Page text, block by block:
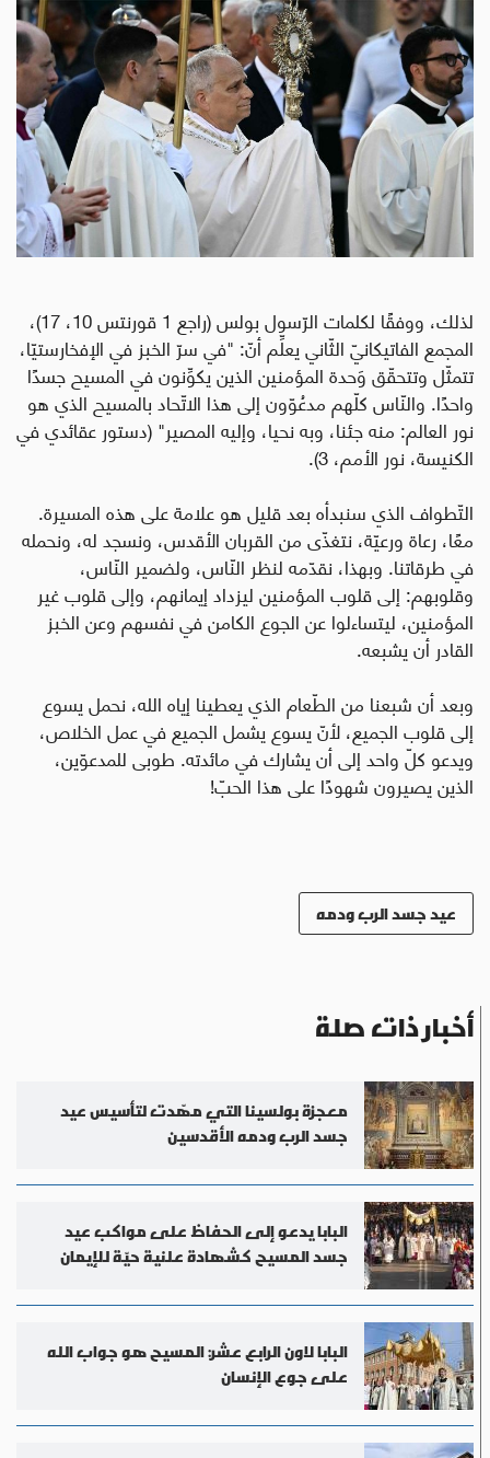
لذلك، ووفقًا لكلمات الرّسول بولس (راجع 1 قورنتس 10، 17)،
المجمع الفاتيكانيّ الثّاني يعلِّم أنّ: "في سرّ الخبز في الإفخارستيّا،
تتمثّل وتتحقّق وَحدة المؤمنين الذين يكوِّنون في المسيح جسدًا
واحدًا. والنّاس كلّهم مدعُوّون إلى هذا الاتّحاد بالمسيح الذي هو
نور العالم: منه جئنا، وبه نحيا، وإليه المصير" (دستور عقائدي في
الكنيسة، نور الأمم، 3).
التّطواف الذي سنبدأه بعد قليل هو علامة على هذه المسيرة.
معًا، رعاة ورعيّة، نتغذّى من القربان الأقدس، ونسجد له، ونحمله
في طرقاتنا. وبهذا، نقدّمه لنظر النّاس، ولضمير النّاس،
وقلوبهم: إلى قلوب المؤمنين ليزداد إيمانهم، وإلى قلوب غير
المؤمنين، ليتساءلوا عن الجوع الكامن في نفسهم وعن الخبز
القادر أن يشبعه.
وبعد أن شبعنا من الطّعام الذي يعطينا إياه الله، نحمل يسوع
إلى قلوب الجميع، لأنّ يسوع يشمل الجميع في عمل الخلاص،
ويدعو كلّ واحد إلى أن يشارك في مائدته. طوبى للمدعوّين،
الذين يصيرون شهودًا على هذا الحبّ!
عيد جسد الرب ودمه
أخبار ذات صلة
معجزة بولسينا التي مهّدت لتأسيس عيد
جسد الرب ودمه الأقدسين
البابا يدعو إلى الحفاظ على مواكب عيد
جسد المسيح كشهادة علنية حيّة للإيمان
البابا لاون الرابع عشر: المسيح هو جواب الله
على جوع الإنسان